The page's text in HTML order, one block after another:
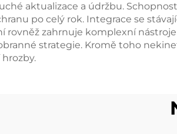
aktualizace a údržbu.
po celý rok. Integrace se
rovněž zahrnuje komplexní
strategie. Kromě toho